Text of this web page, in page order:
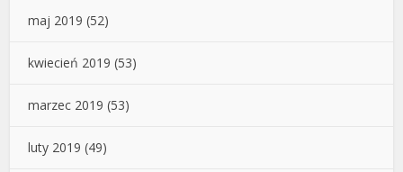
maj 2019 (52)
kwiecień 2019 (53)
marzec 2019 (53)
luty 2019 (49)